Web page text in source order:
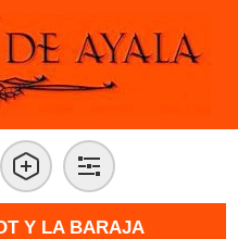
Y LA BARAJA